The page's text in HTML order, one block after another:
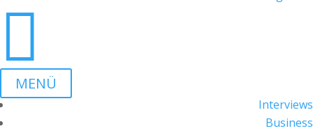

MENÜ
Interviews
Business